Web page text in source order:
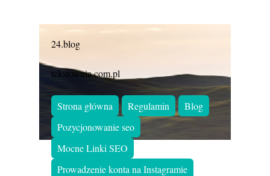
24.blog
tekstownia.com.pl
Strona główna Regulamin
Blog
Pozycjonowanie seo
Mocne Linki SEO
Prowadzenie konta na Instagramie